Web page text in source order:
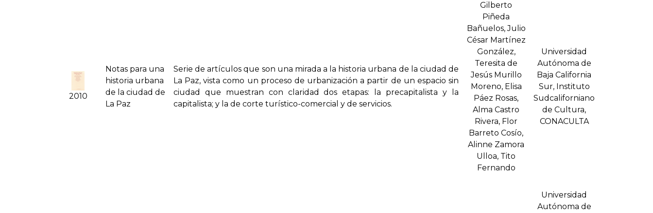
2010
Notas para una
historia urbana
de la ciudad de
La Paz
Serie de artículos que son una mirada a la historia urbana de la ciudad de
La Paz, vista como un proceso de urbanización a partir de un espacio sin
ciudad que muestran con claridad dos etapas: la precapitalista y la
capitalista; y la de corte turístico-comercial y de servicios.
Gilberto
Piñeda
Bañuelos, Julio
César Martí­nez
González,
Teresita de
Jesús Murillo
Moreno, Elisa
Páez Rosas,
Alma Castro
Rivera, Flor
Barreto Cosí­o,
Alinne Zamora
Ulloa, Tito
Fernando
Universidad
Autónoma de
Baja California
Sur, Instituto
Sudcaliforniano
de Cultura,
CONACULTA
Universidad
Autónoma de